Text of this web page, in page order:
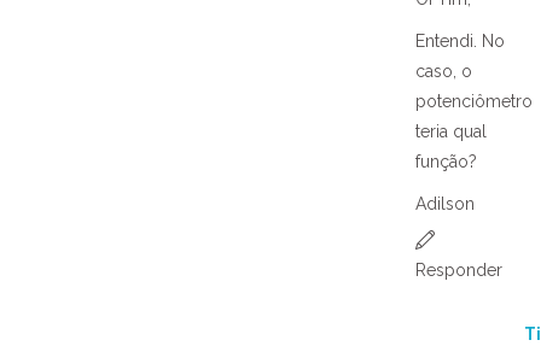
Entendi. No
caso, o
potenciômetro
teria qual
função?
Adilson
Responder